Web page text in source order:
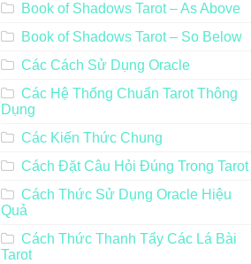
Book of Shadows Tarot – As Above
Book of Shadows Tarot – So Below
Các Cách Sử Dụng Oracle
Các Hệ Thống Chuẩn Tarot Thông
Dụng
Các Kiến Thức Chung
Cách Đặt Câu Hỏi Đúng Trong Tarot
Cách Thức Sử Dụng Oracle Hiệu
Quả
Cách Thức Thanh Tẩy Các Lá Bài
Tarot